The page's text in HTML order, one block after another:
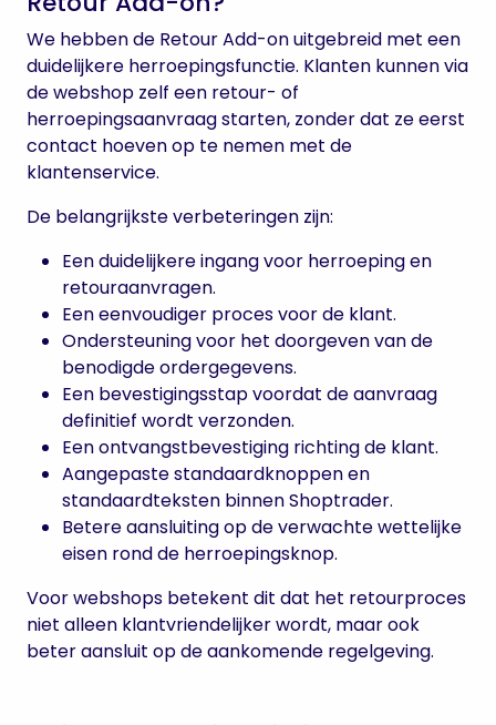
We hebben de Retour Add-on uitgebreid met een
duidelijkere herroepingsfunctie. Klanten kunnen via
de webshop zelf een retour- of
herroepingsaanvraag starten, zonder dat ze eerst
contact hoeven op te nemen met de
klantenservice.
De belangrijkste verbeteringen zijn:
Een duidelijkere ingang voor herroeping en
retouraanvragen.
Een eenvoudiger proces voor de klant.
Ondersteuning voor het doorgeven van de
benodigde ordergegevens.
Een bevestigingsstap voordat de aanvraag
definitief wordt verzonden.
Een ontvangstbevestiging richting de klant.
Aangepaste standaardknoppen en
standaardteksten binnen Shoptrader.
Betere aansluiting op de verwachte wettelijke
eisen rond de herroepingsknop.
Voor webshops betekent dit dat het retourproces
niet alleen klantvriendelijker wordt, maar ook
beter aansluit op de aankomende regelgeving.